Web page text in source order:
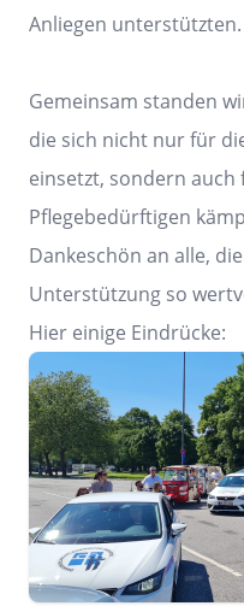
Anliegen unterstützten.
Gemeinsam standen
die sich nicht nur für
einsetzt, sondern
Pflegebedürftigen
Dankeschön an alle,
Unterstützung so
Hier einige Eindrücke: